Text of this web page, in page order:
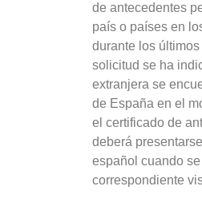
de antecedentes
país o países en
durante los
solicitud se ha
extranjera se
de España en el
el certificado de
deberá
español cuando se
correspondiente